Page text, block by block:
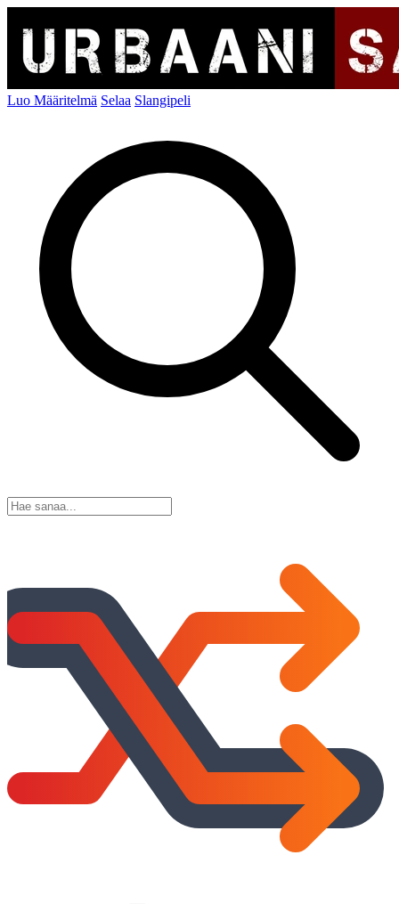
Luo Määritelmä Selaa Slangipeli